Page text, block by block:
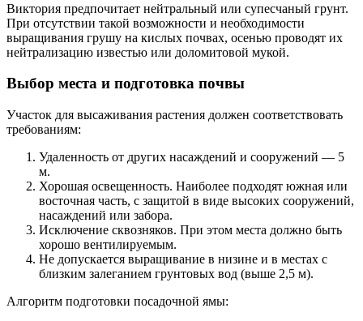
Виктория предпочитает нейтральный или супесчаный грунт.
При отсутствии такой возможности и необходимости
выращивания грушу на кислых почвах, осенью проводят их
нейтрализацию известью или доломитовой мукой.
Выбор места и подготовка почвы
Участок для высаживания растения должен соответствовать
требованиям:
Удаленность от других насаждений и сооружений — 5
м.
Хорошая освещенность. Наиболее подходят южная или
восточная часть, с защитой в виде высоких сооружений,
насаждений или забора.
Исключение сквозняков. При этом места должно быть
хорошо вентилируемым.
Не допускается выращивание в низине и в местах с
близким залеганием грунтовых вод (выше 2,5 м).
Алгоритм подготовки посадочной ямы: